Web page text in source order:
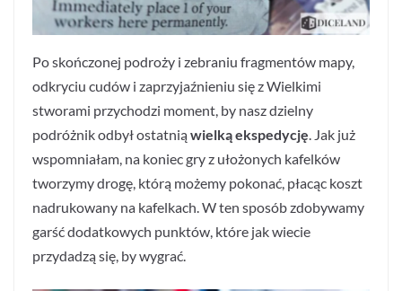
Po skończonej podroży i zebraniu fragmentów mapy,
odkryciu cudów i zaprzyjaźnieniu się z Wielkimi
stworami przychodzi moment, by nasz dzielny
podróżnik odbył ostatniąwielką ekspedycję . Jak już
wspomniałam, na koniec gry z ułożonych kafelków
tworzymy drogę, którą możemy pokonać, płacąc koszt
nadrukowany na kafelkach. W ten sposób zdobywamy
garść dodatkowych punktów, które jak wiecie
przydadzą się, by wygrać.